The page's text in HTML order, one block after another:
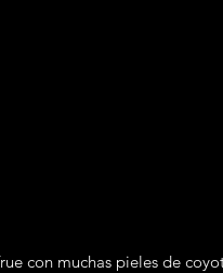
con muchas pieles de